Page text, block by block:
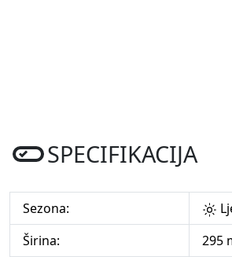
SPECIFIKACIJA
Sezona:
Širina:
295